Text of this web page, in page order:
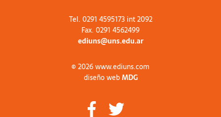
Tel. 0291 4595173 int 2092
Fax. 0291 4562499
ediuns@uns.edu.ar
© 2026 www.ediuns.com
diseño webMDG